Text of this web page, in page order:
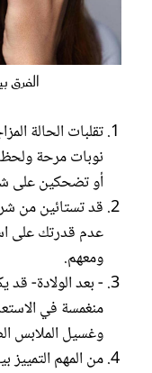
الفرق
تقلبات الحالة
نوبات مرحة
أو تضحكين
قد تستائين من
عدم قدرتك على
ومعهم.
- بعد الولادة-
منغمسة في
وغسيل الملابس
من المهم التمييز